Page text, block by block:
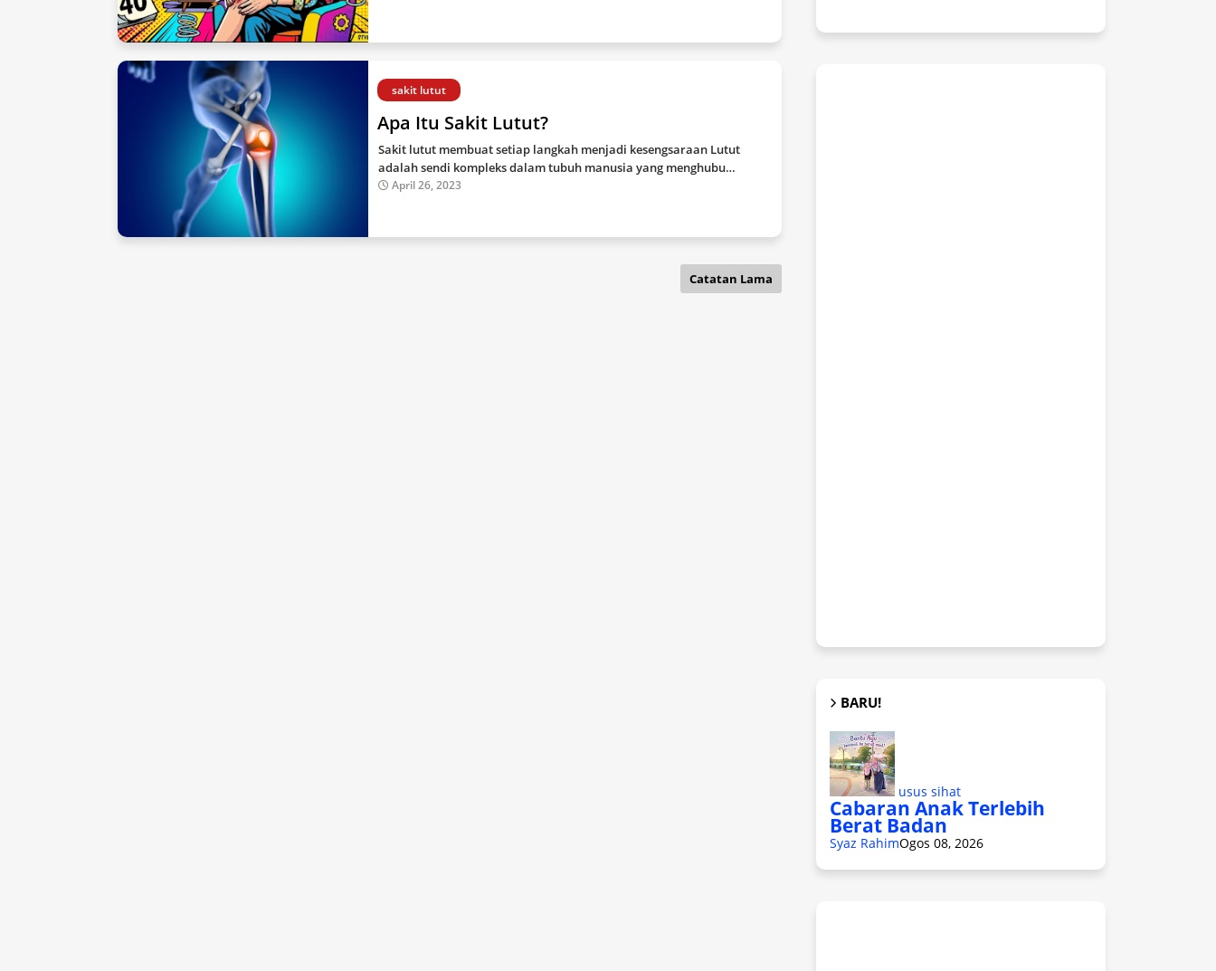
sakit lutut
Apa Itu Sakit Lutut?
Sakit lutut membuat setiap langkah menjadi kesengsaraan Lutut
adalah sendi kompleks dalam tubuh manusia yang menghubu…
April 26, 2023
Catatan Lama
BARU!
usus sihat
Cabaran Anak Terlebih
Berat Badan
Syaz RahimOgos 08, 2026